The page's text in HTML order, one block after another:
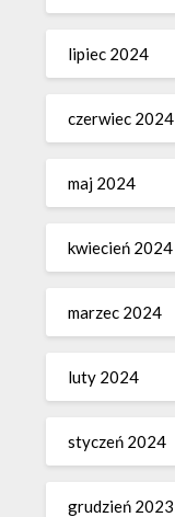
lipiec 2024
czerwiec 2024
maj 2024
kwiecień 2024
marzec 2024
luty 2024
styczeń 2024
grudzień 2023